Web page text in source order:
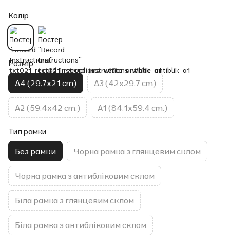
Колір
Розмір
A4 (29.7x21 cm) A3 (42x29.7 cm)
A2 (59.4x42 cm.) A1 (84.1x59.4 cm.)
Тип рамки
Без рамки Чорна рамка з глянцевим склом
Чорна рамка з антибліковим склом
Біла рамка з глянцевим склом
Біла рамка з антибліковим склом